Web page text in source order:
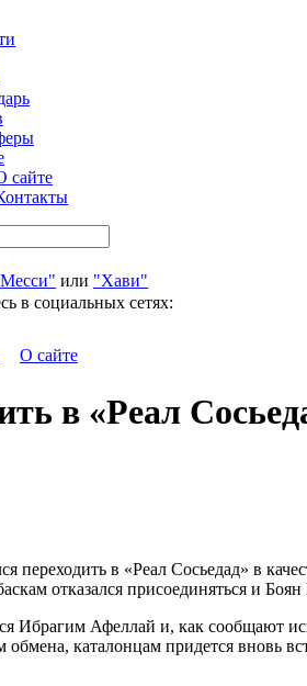
сайте
или "Хави"
в социальных сетях:
О сайте
в «Реал
в «Реал Сосьедад» в
отказался присоединяться и
Ибрагим Афеллай и, как сообщают
каталонцам придется вновь